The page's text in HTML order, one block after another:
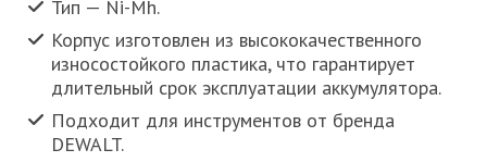
Тип — Ni-Mh.
Корпус изготовлен из высококачественного
износостойкого пластика, что гарантирует
длительный срок эксплуатации аккумулятора.
Подходит для инструментов от бренда
DEWALT.